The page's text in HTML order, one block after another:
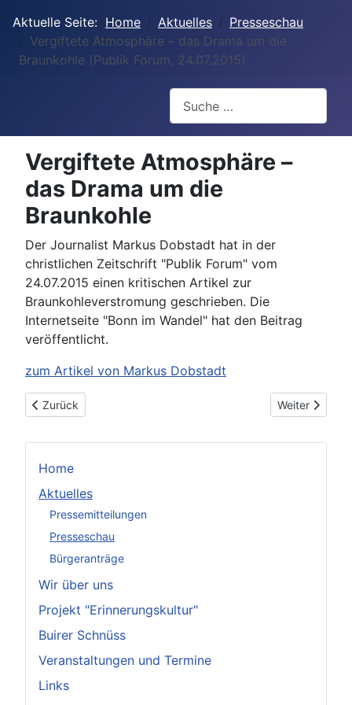
Aktuelle Seite: Home Aktuelles
Presseschau
Vergiftete Atmosphäre – das Drama um die
Braunkohle (Publik Forum, 24.07.2015)
Home
Aktuelles
Pressemitteilungen
Presseschau
Bürgeranträge
Wir über uns
Projekt "Erinnerungskultur"
Buirer Schnüss
Veranstaltungen und Termine
Links
Vergiftete Atmosphäre –
das Drama um die
Braunkohle
Der Journalist Markus Dobstadt hat in der
christlichen Zeitschrift "Publik Forum" vom
24.07.2015 einen kritischen Artikel zur
Braunkohleverstromung geschrieben. Die
Internetseite "Bonn im Wandel" hat den Beitrag
veröffentlicht.
zum Artikel von Markus Dobstadt
Vorheriger Beitrag: RWE-Vorgehen gegen Demonstranten:
Zurück Nächster
Weiter